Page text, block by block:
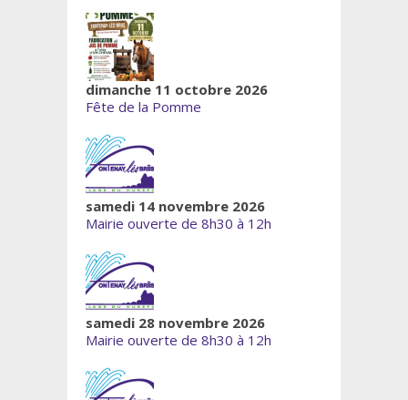
dimanche 11 octobre 2026
Fête de la Pomme
samedi 14 novembre 2026
Mairie ouverte de 8h30 à 12h
samedi 28 novembre 2026
Mairie ouverte de 8h30 à 12h